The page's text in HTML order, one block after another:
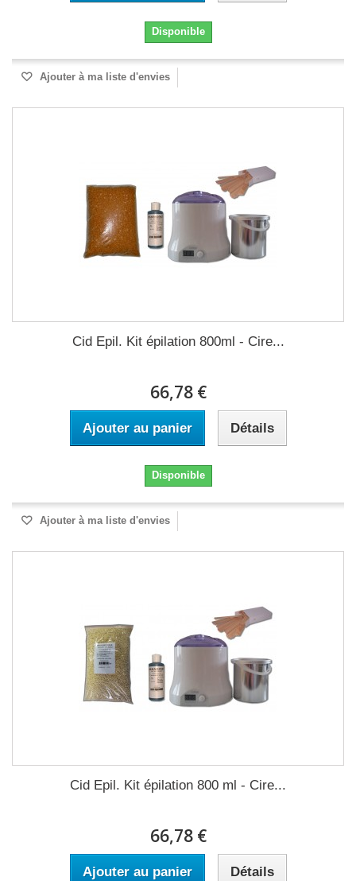
Disponible
Ajouter à ma liste d'envies
Cid Epil. Kit épilation 800ml - Cire...
66,78 €
Ajouter au panier Détails
Disponible
Ajouter à ma liste d'envies
Cid Epil. Kit épilation 800 ml - Cire...
66,78 €
Ajouter au panier Détails